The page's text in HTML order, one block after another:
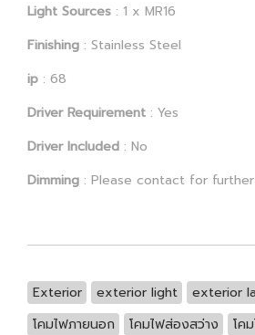
Light Sources : 1 x MR16
Finishing : Stainless Steel
ip : 68
Driver Requirement : Yes
Driver Included : No
Dimming : Please contact for
Exterior exterior light exterior
โคมไฟภายนอก
โคมไฟส่องสว่าง
โค